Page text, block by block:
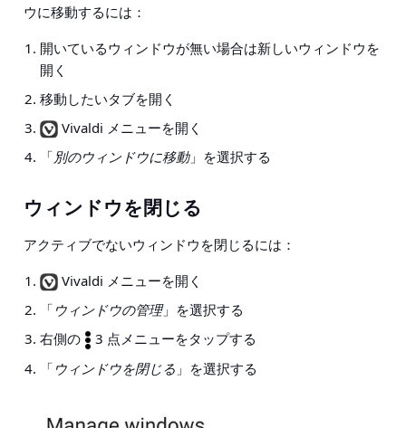
ウに移動するには：
開いているウィンドウが無い場合は新しいウィンドウを
開く
移動したいタブを開く
Vivaldi メニューを開く
「 別のウィンドウに移動」を選択する
ウィンドウを閉じる
アクティブでないウィンドウを閉じるには：
Vivaldi メニューを開く
「 ウィンドウの管理」を選択する
右側の
3 点メニューをタップする
「 ウィンドウを閉じる 」を選択する